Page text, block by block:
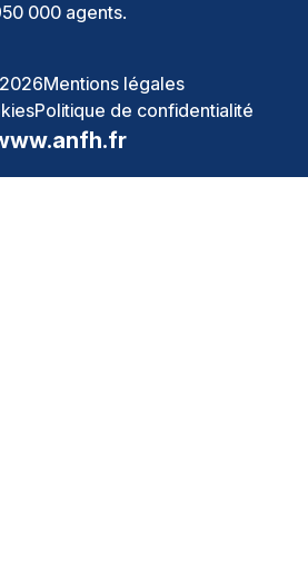
000 agents.
Mentions légales
Politique de confidentialité